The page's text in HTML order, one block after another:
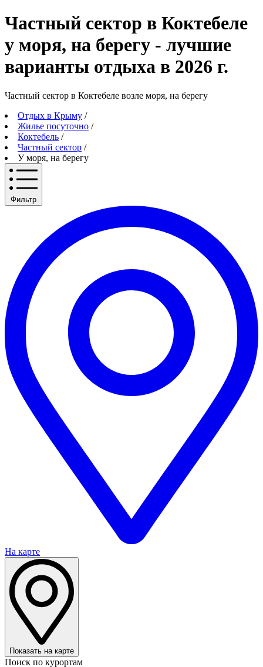
Частный сектор в Коктебеле
у моря, на берегу - лучшие
варианты отдыха в 2026 г.
Частный сектор в Коктебеле возле моря, на берегу
Отдых в Крыму /
Жилье посуточно /
Коктебель /
Частный сектор /
У моря, на берегу
Фильтр
На карте
Показать на карте
Поиск по курортам